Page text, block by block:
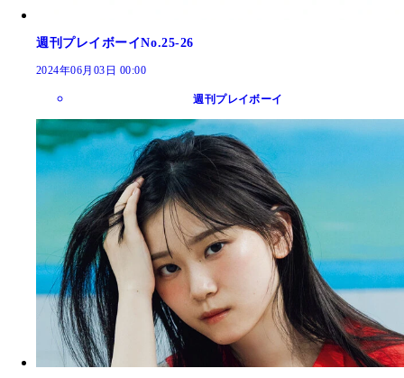
週刊プレイボーイNo.25-26
2024年06月03日 00:00
週刊プレイボーイ